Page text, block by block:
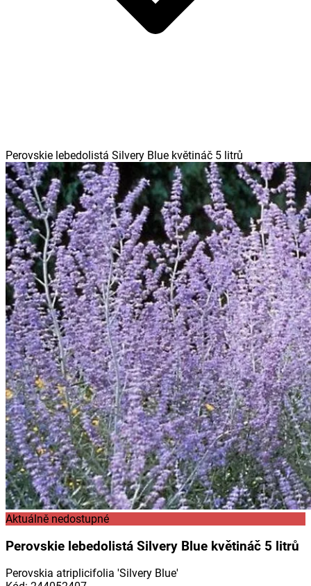
Perovskie lebedolistá Silvery Blue květináč 5 litrů
Aktuálně nedostupné
Perovskie lebedolistá Silvery Blue květináč 5 litrů
Perovskia atriplicifolia 'Silvery Blue'